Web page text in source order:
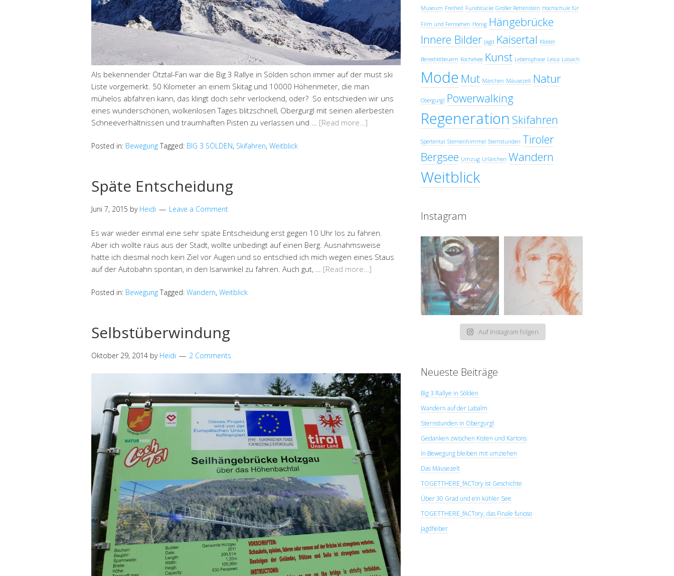
Als bekennender Ötztal-Fan war die Big 3 Rallye in Sölden schon immer auf der must ski
Liste vorgemerkt. 50 Kilometer an einem Skitag und 10000 Höhenmeter, die man
mühelos abfahren kann, das klingt doch sehr verlockend, oder? So entschieden wir uns
eines wunderschönen, wolkenlosen Tages blitzschnell, Obergurgl mit seinen allerbesten
Schneeverhältnissen und traumhaften Pisten zu verlassen und … [Read more…]
Posted in: Bewegung Tagged: BIG 3 SÖLDEN, Skifahren, Weitblick
Späte Entscheidung
Juni 7, 2015 by Heidi Leave a Comment
Es war wieder einmal eine sehr späte Entscheidung erst gegen 10 Uhr los zu fahren.
Aber ich wollte raus aus der Stadt, wollte unbedingt auf einen Berg. Ausnahmsweise
hatte ich diesmal noch kein Ziel vor Augen und so entschied ich mich wegen eines Staus
auf der Autobahn spontan, in den Isarwinkel zu fahren. Auch gut, … [Read more…]
Posted in: Bewegung Tagged: Wandern, Weitblick
Selbstüberwindung
Oktober 29, 2014 by Heidi 2 Comments
Museum Freiheit Fundstücke Großer Rettenstein Hochschule für
Film und Fernsehen Honig Hängebrücke
Innere Bilder Jagd Kaisertal Kloster
Benediktbeuern Kochelsee Kunst Lebensphase Leica Loisach
Mode Mut Märchen Mäusezelt Natur
Obergurgl Powerwalking
Regeneration Skifahren
Spertental Sternenhimmel Sternstunden Tiroler
Bergsee Umzug Urlärchen Wandern
Weitblick
Instagram
Auf Instagram folgen
Neueste Beiträge
Big 3 Rallye in Sölden
Wandern auf der Labalm
Sternstunden in Obergurgl
Gedanken zwischen Kisten und Kartons
In Bewegung bleiben mit umziehen
Das Mäusezelt
TOGETTHERE_fACTory ist Geschichte
Über 30 Grad und ein kühler See
TOGETTHERE_fACTory, das Finale furioso
Jagdfieber